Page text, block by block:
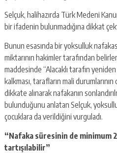
Selçuk, halihazırda Türk Medeni
bir ifadenin bulunmadığına dikkat
Bunun esasında bir yoksulluk
miktarının hakimler tarafından
maddesinde “Alacaklı tarafın
kalkması, tarafların mali
dikkate alınarak nafakanın
bulunduğunu anlatan Selçuk,
çocuklara da verildiğini vurguladı.
“Nafaka süresinin de minimum 2
tartışılabilir”